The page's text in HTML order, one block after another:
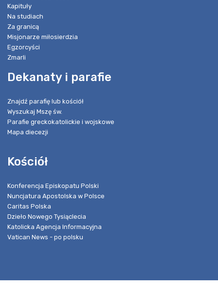
Kapituły
Na studiach
Za granicą
Misjonarze miłosierdzia
Egzorcyści
Zmarli
Dekanaty i parafie
Znajdź parafię lub kościół
Wyszukaj Mszę św.
Parafie greckokatolickie i wojskowe
Mapa diecezji
Kościół
Konferencja Episkopatu Polski
Nuncjatura Apostolska w Polsce
Caritas Polska
Dzieło Nowego Tysiąclecia
Katolicka Agencja Informacyjna
Vatican News - po polsku